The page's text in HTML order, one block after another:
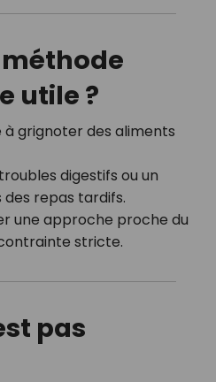
utile ?
grignoter des aliments
digestifs ou un
repas tardifs.
une approche proche du
stricte.
pas